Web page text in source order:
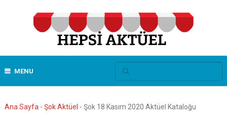
MENU
Ana Sayfa - Şok Aktüel - Şok 18 Kasım 2020 Aktüel Kataloğu